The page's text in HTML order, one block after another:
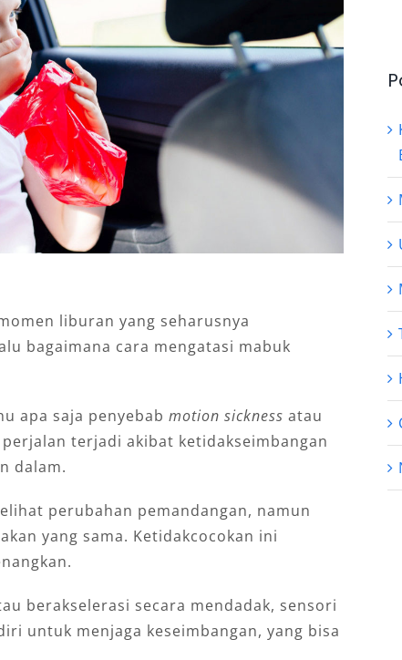
liburan yang seharusnya
bagaimana cara mengatasi mabuk
apa saja penyebab motion sickness atau
terjadi akibat ketidakseimbangan
dalam.
perubahan pemandangan, namun
yang sama. Ketidakcocokan ini
berakselerasi secara mendadak, sensori
untuk menjaga keseimbangan, yang bisa